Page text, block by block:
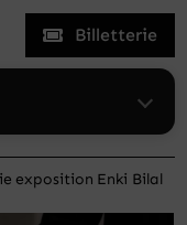
Billetterie
exposition Enki Bilal